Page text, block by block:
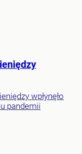
wpłynęło
pandemii